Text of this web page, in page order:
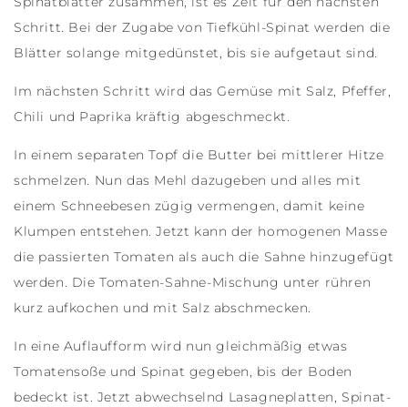
Schritt. Bei der Zugabe von Tiefkühl-Spinat werden die
Blätter solange mitgedünstet, bis sie aufgetaut sind.
Im nächsten Schritt wird das Gemüse mit Salz, Pfeffer,
Chili und Paprika kräftig abgeschmeckt.
In einem separaten Topf die Butter bei mittlerer Hitze
schmelzen. Nun das Mehl dazugeben und alles mit
einem Schneebesen zügig vermengen, damit keine
Klumpen entstehen. Jetzt kann der homogenen Masse
die passierten Tomaten als auch die Sahne hinzugefügt
werden. Die Tomaten-Sahne-Mischung unter rühren
kurz aufkochen und mit Salz abschmecken.
In eine Auflaufform wird nun gleichmäßig etwas
Tomatensoße und Spinat gegeben, bis der Boden
bedeckt ist. Jetzt abwechselnd Lasagneplatten, Spinat-